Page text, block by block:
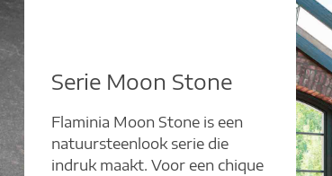
Serie Moon Stone
Flaminia Moon Stone is een
natuursteenlook serie die
indruk maakt. Voor een chique